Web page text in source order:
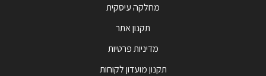
מחלקה עיסקית
תקנון אתר
מדיניות פרטיות
תקנון מועדון לקוחות